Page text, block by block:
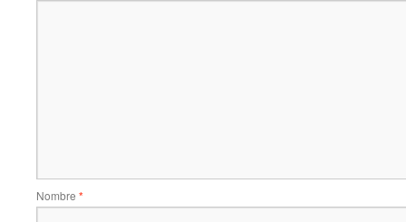
Nombre *